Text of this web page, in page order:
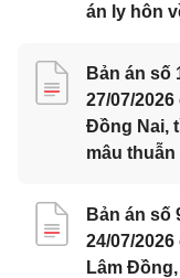
án ly hôn
Bản án số
27/07/
Đồng Nai,
mâu thuẫn
Bản án số
24/07/
Lâm